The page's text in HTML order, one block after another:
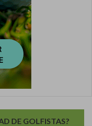
DE GOLFISTAS?